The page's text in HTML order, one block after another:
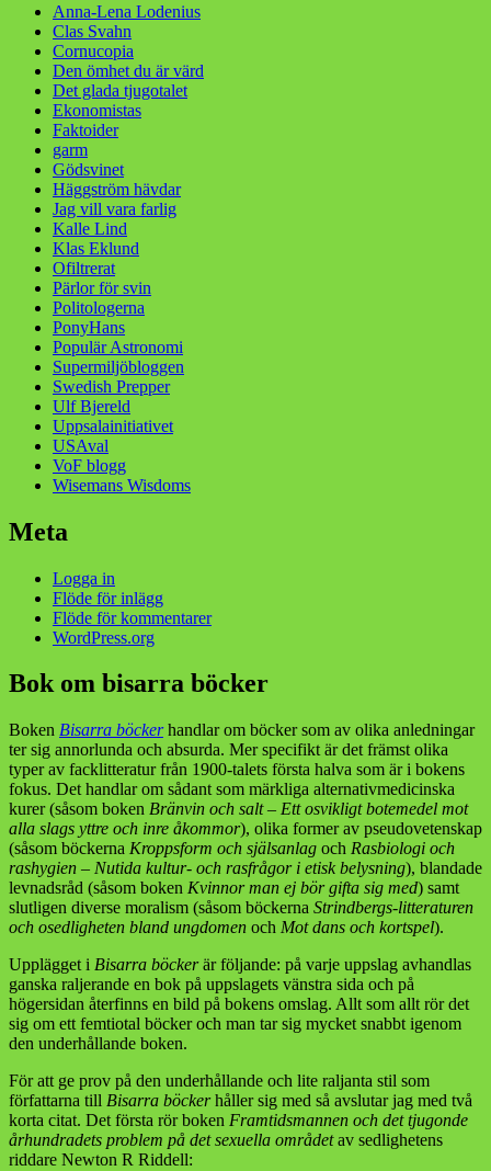
Anna-Lena Lodenius
Clas Svahn
Cornucopia
Den ömhet du är värd
Det glada tjugotalet
Ekonomistas
Faktoider
garm
Gödsvinet
Häggström hävdar
Jag vill vara farlig
Kalle Lind
Klas Eklund
Ofiltrerat
Pärlor för svin
Politologerna
PonyHans
Populär Astronomi
Supermiljöbloggen
Swedish Prepper
Ulf Bjereld
Uppsalainitiativet
USAval
VoF blogg
Wisemans Wisdoms
Meta
Logga in
Flöde för inlägg
Flöde för kommentarer
WordPress.org
Bok om bisarra böcker
Boken Bisarra böckerhandlar om böcker som av olika anledningar
ter sig annorlunda och absurda. Mer specifikt är det främst olika
typer av facklitteratur från 1900-talets första halva som är i bokens
fokus. Det handlar om sådant som märkliga alternativmedicinska
kurer (såsom boken Bränvin och salt – Ett osvikligt botemedel mot
alla slags yttre och inre åkommor), olika former av pseudovetenskap
(såsom böckerna Kroppsform och själsanlag och Rasbiologi och
rashygien – Nutida kultur- och rasfrågor i etisk belysning), blandade
levnadsråd (såsom boken Kvinnor man ej bör gifta sig med) samt
slutligen diverse moralism (såsom böckerna Strindbergs-litteraturen
och osedligheten bland ungdomen och Mot dans och kortspel).
Upplägget i Bisarra böckerär följande: på varje uppslag avhandlas
ganska raljerande en bok på uppslagets vänstra sida och på
högersidan återfinns en bild på bokens omslag. Allt som allt rör det
sig om ett femtiotal böcker och man tar sig mycket snabbt igenom
den underhållande boken.
För att ge prov på den underhållande och lite raljanta stil som
författarna till Bisarra böckerhåller sig med så avslutar jag med två
korta citat. Det första rör boken Framtidsmannen och det tjugonde
århundradets problem på det sexuella områdetav sedlighetens
riddare Newton R Riddell: